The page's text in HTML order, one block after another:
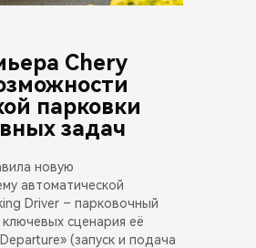
Chery
парковки
задач
новую
автоматической
Driver – парковочный
сценария её
(запуск и подача